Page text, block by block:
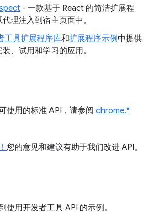
- 一款基于 React 的简洁扩展程
理注入到宿主页面中。
工具扩展程序库和扩展程序示例中提供
、试用和学习的应用。
使用的标准 API，请参阅 chrome.*
您的意见和建议有助于我们改进 API。
使用开发者工具 API 的示例。